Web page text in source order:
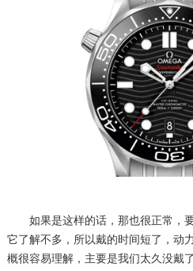
如果是这样的话，那也很正常，
它了解不多，所以戴的时间短了，动
概很容易理解，主要是我们太久没戴